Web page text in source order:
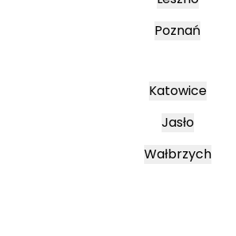
Poznań
Katowice
Jasło
Wałbrzych